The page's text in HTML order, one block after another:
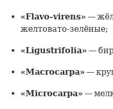
«Flavo-virens» —
желтовато-зелёные;
«Ligustrifolia» —
«Macrocarpa» —
«Microcarpa» —